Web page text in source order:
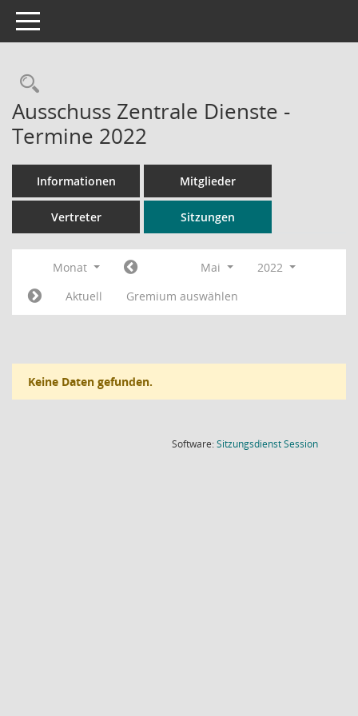
Toggle navigation
Rechercheauswahl
Ausschuss Zentrale Dienste -
Termine 2022
Informationen Mitglieder
Vertreter Sitzungen
Monat Mai
2022
Aktuell
Gremium auswählen
Keine Daten gefunden.
Software:SitzungsdienstSession(Wird in